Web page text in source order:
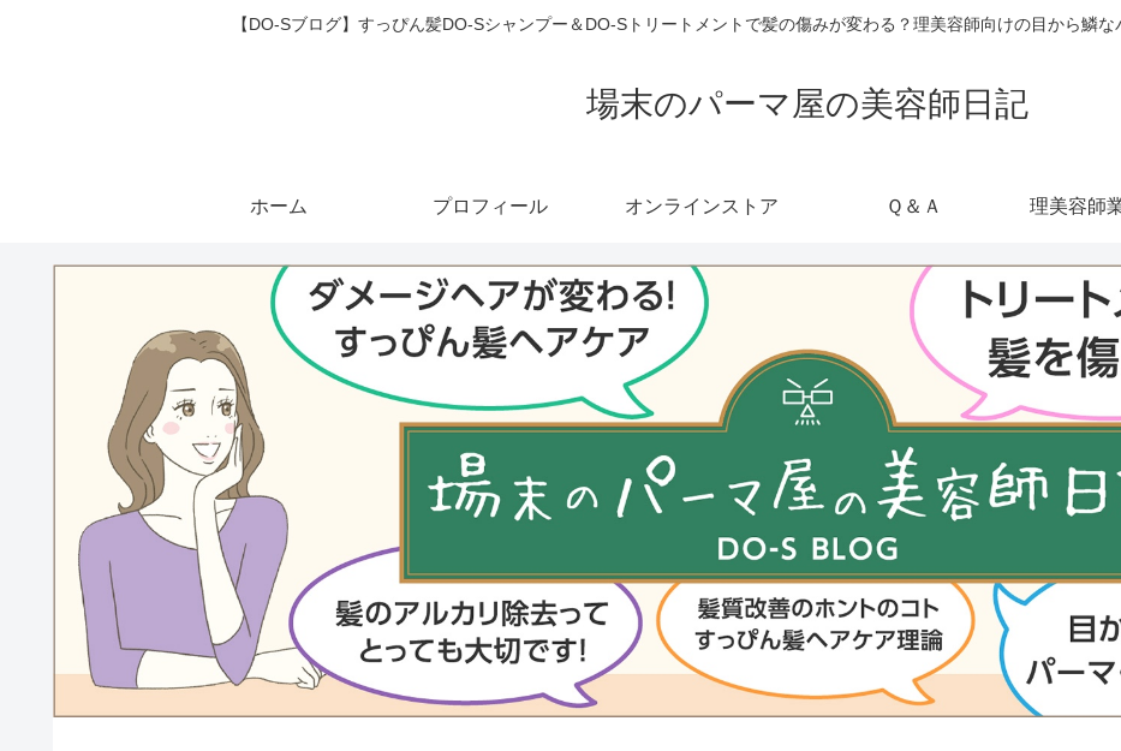
【DO-Sブログ】すっぴん髪DO-Sシャンプー＆DO-Sトリートメントで髪の傷みが変わる？理美容師向けの目から鱗
場末のパーマ屋の美容師日記
ホーム プロフィール オンラインストア Ｑ＆Ａ 理美容師